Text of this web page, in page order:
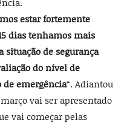
estar fortemente
dias tenhamos mais
de segurança
do nível de
de emergência“. Adiantou
vai ser apresentado
vai começar pelas